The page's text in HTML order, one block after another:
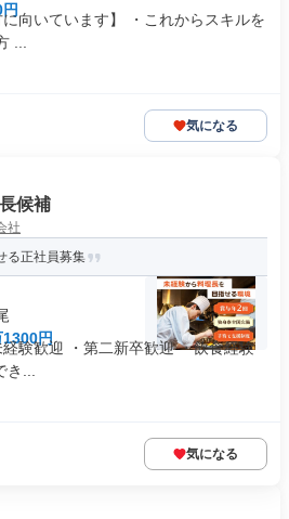
向いています】 ・これからスキルを
...
気になる
候補
社
る正社員募集
円
験歓迎 ・第二新卒歓迎 ・飲食経験
...
気になる